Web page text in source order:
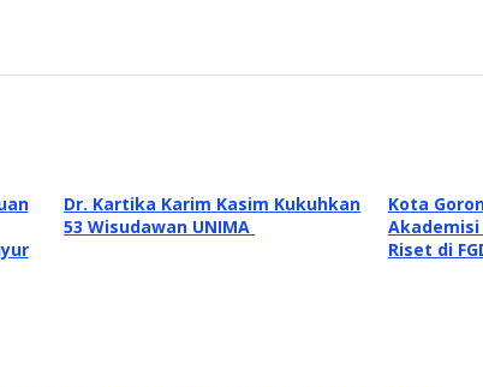
Dr. Kartika Karim Kasim Kukuhkan
53 Wisudawan UNIMA
Kota
Akademisi
Riset di